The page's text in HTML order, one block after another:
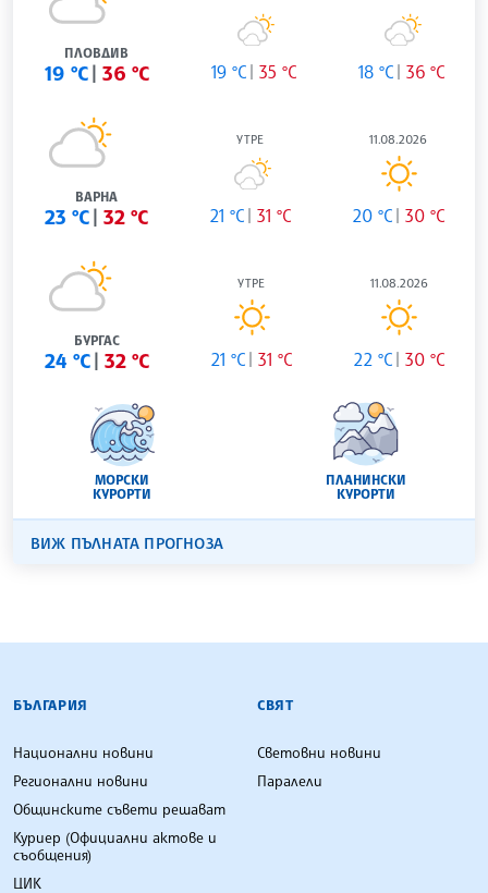
ПЛОВДИВ
19 °C 36 °C 19 °C 35 °C 18 °C 36 °C
ВАРНА
23 °C 32 °C
УТРЕ
21 °C 31 °C
11.08.2026
20 °C 30 °C
БУРГАС
24 °C 32 °C
УТРЕ
21 °C 31 °C
11.08.2026
22 °C 30 °C
МОРСКИ
КУРОРТИ
ПЛАНИНСКИ
КУРОРТИ
ВИЖ ПЪЛНАТА ПРОГНОЗА
БЪЛГАРСКА ТЕЛЕГРАФНА АГЕНЦИЯ
БЪЛГАРИЯ
Национални новини
Регионални новини
Общинските съвети решават
Куриер (Официални актове и
съобщения)
ЦИК
СВЯТ
Световни новини
Паралели